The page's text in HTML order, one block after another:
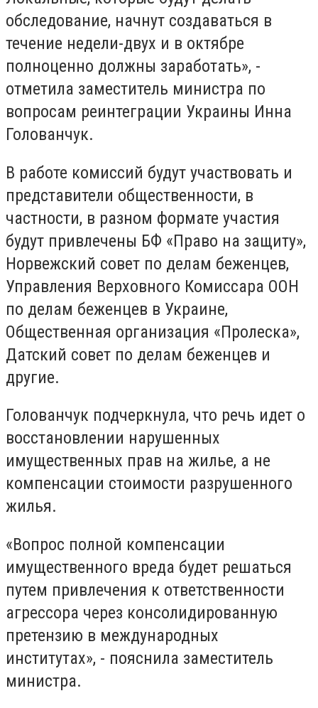
обследование, начнут создаваться в
течение недели-двух и в октябре
полноценно должны заработать», -
отметила заместитель министра по
вопросам реинтеграции Украины Инна
Голованчук.
В работе комиссий будут участвовать и
представители общественности, в
частности, в разном формате участия
будут привлечены БФ «Право на защиту»,
Норвежский совет по делам беженцев,
Управления Верховного Комиссара ООН
по делам беженцев в Украине,
Общественная организация «Пролеска»,
Датский совет по делам беженцев и
другие.
Голованчук подчеркнула, что речь идет о
восстановлении нарушенных
имущественных прав на жилье, а не
компенсации стоимости разрушенного
жилья.
«Вопрос полной компенсации
имущественного вреда будет решаться
путем привлечения к ответственности
агрессора через консолидированную
претензию в международных
институтах», - пояснила заместитель
министра.